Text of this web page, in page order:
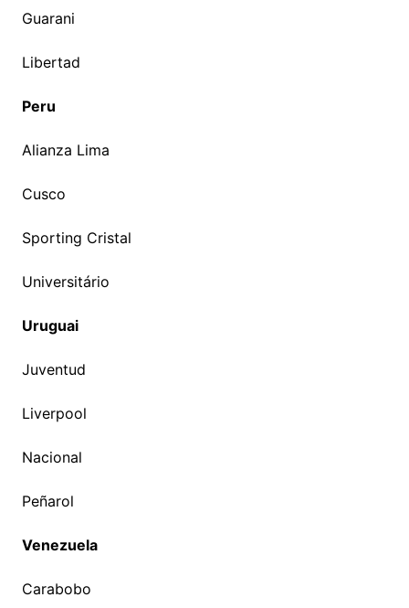
Guarani
Libertad
Peru
Alianza Lima
Cusco
Sporting Cristal
Universitário
Uruguai
Juventud
Liverpool
Nacional
Peñarol
Venezuela
Carabobo